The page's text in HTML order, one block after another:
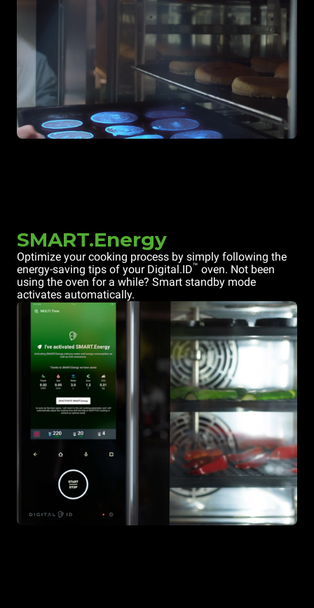
SMART.Energy
Optimize your cooking process by simply following the
energy-saving tips of your Digital.ID™ oven. Not been
using the oven for a while? Smart standby mode
activates automatically.